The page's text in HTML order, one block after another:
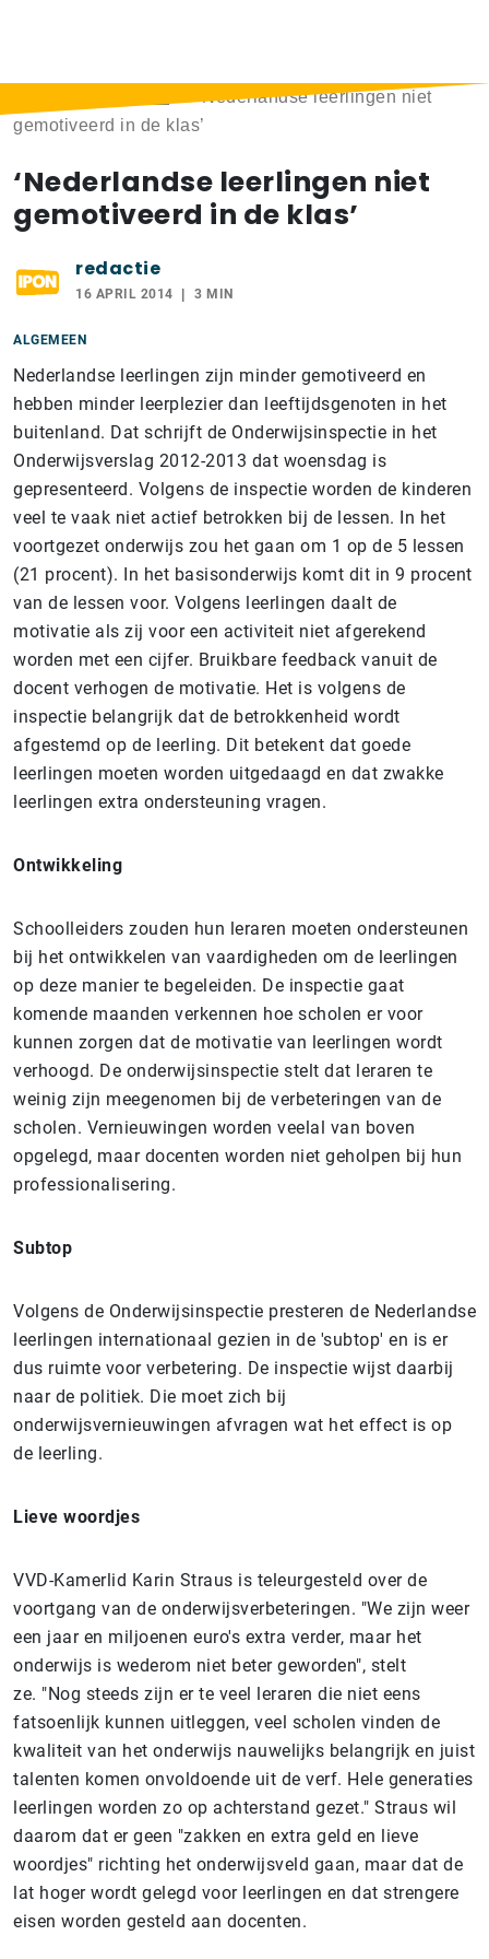
‘Nederlandse leerlingen niet
gemotiveerd in de klas’
‘Nederlandse leerlingen niet
gemotiveerd in de klas’
redactie
16 APRIL 2014 3 MIN
ALGEMEEN
Nederlandse leerlingen zijn minder gemotiveerd en
hebben minder leerplezier dan leeftijdsgenoten in het
buitenland. Dat schrijft de Onderwijsinspectie in het
Onderwijsverslag 2012-2013 dat woensdag is
gepresenteerd. Volgens de inspectie worden de kinderen
veel te vaak niet actief betrokken bij de lessen. In het
voortgezet onderwijs zou het gaan om 1 op de 5 lessen
(21 procent). In het basisonderwijs komt dit in 9 procent
van de lessen voor. Volgens leerlingen daalt de
motivatie als zij voor een activiteit niet afgerekend
worden met een cijfer. Bruikbare feedback vanuit de
docent verhogen de motivatie. Het is volgens de
inspectie belangrijk dat de betrokkenheid wordt
afgestemd op de leerling. Dit betekent dat goede
leerlingen moeten worden uitgedaagd en dat zwakke
leerlingen extra ondersteuning vragen.
Ontwikkeling
Schoolleiders zouden hun leraren moeten ondersteunen
bij het ontwikkelen van vaardigheden om de leerlingen
op deze manier te begeleiden. De inspectie gaat
komende maanden verkennen hoe scholen er voor
kunnen zorgen dat de motivatie van leerlingen wordt
verhoogd. De onderwijsinspectie stelt dat leraren te
weinig zijn meegenomen bij de verbeteringen van de
scholen. Vernieuwingen worden veelal van boven
opgelegd, maar docenten worden niet geholpen bij hun
professionalisering.
Subtop
Volgens de Onderwijsinspectie presteren de Nederlandse
leerlingen internationaal gezien in de 'subtop' en is er
dus ruimte voor verbetering. De inspectie wijst daarbij
naar de politiek. Die moet zich bij
onderwijsvernieuwingen afvragen wat het effect is op
de leerling.
Lieve woordjes
VVD-Kamerlid Karin Straus is teleurgesteld over de
voortgang van de onderwijsverbeteringen. "We zijn weer
een jaar en miljoenen euro's extra verder, maar het
onderwijs is wederom niet beter geworden", stelt
ze. "Nog steeds zijn er te veel leraren die niet eens
fatsoenlijk kunnen uitleggen, veel scholen vinden de
kwaliteit van het onderwijs nauwelijks belangrijk en juist
talenten komen onvoldoende uit de verf. Hele generaties
leerlingen worden zo op achterstand gezet." Straus wil
daarom dat er geen "zakken en extra geld en lieve
woordjes" richting het onderwijsveld gaan, maar dat de
lat hoger wordt gelegd voor leerlingen en dat strengere
eisen worden gesteld aan docenten.